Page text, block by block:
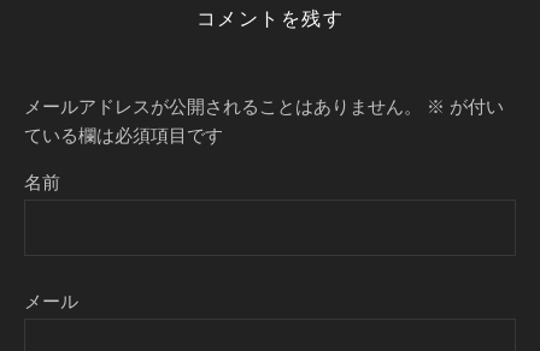
コメントを残す
メールアドレスが公開されることはありません。 ※ が付い
ている欄は必須項目です
名前
メール